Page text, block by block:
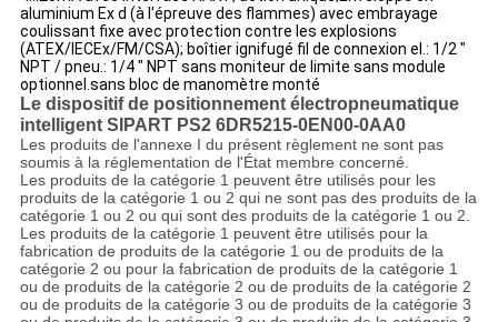
aluminium Ex d (à l'épreuve des flammes) avec embrayage
coulissant fixe avec protection contre les explosions
(ATEX/IECEx/FM/CSA); boîtier ignifugé fil de connexion el.: 1/2 "
NPT / pneu.: 1/4 " NPT sans moniteur de limite sans module
optionnel.sans bloc de manomètre monté
Le dispositif de positionnement électropneumatique
intelligent SIPART PS2 6DR5215-0EN00-0AA0
Les produits de l'annexe I du présent règlement ne sont pas
soumis à la réglementation de l'État membre concerné.
Les produits de la catégorie 1 peuvent être utilisés pour les
produits de la catégorie 1 ou 2 qui ne sont pas des produits de la
catégorie 1 ou 2 ou qui sont des produits de la catégorie 1 ou 2.
Les produits de la catégorie 1 peuvent être utilisés pour la
fabrication de produits de la catégorie 1 ou de produits de la
catégorie 2 ou pour la fabrication de produits de la catégorie 1
ou de produits de la catégorie 2 ou de produits de la catégorie 2
ou de produits de la catégorie 3 ou de produits de la catégorie 3